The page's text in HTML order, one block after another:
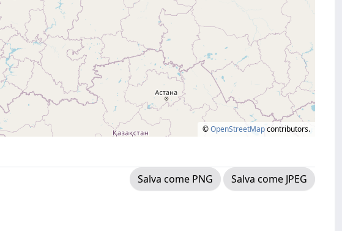
©OpenStreetMapcontributors.
Salva come PNG
Salva come JPEG